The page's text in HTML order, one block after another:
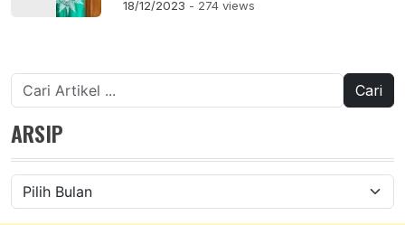
18/12/2023 - 274 views
Cari
untuk:
ARSIP
Arsip